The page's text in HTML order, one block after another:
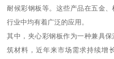
耐候彩钢板等。这些产品在五金
行业中均有着广泛的应用。
其中，夹心彩钢板作为一种兼具
筑材料，近年来市场需求持续增